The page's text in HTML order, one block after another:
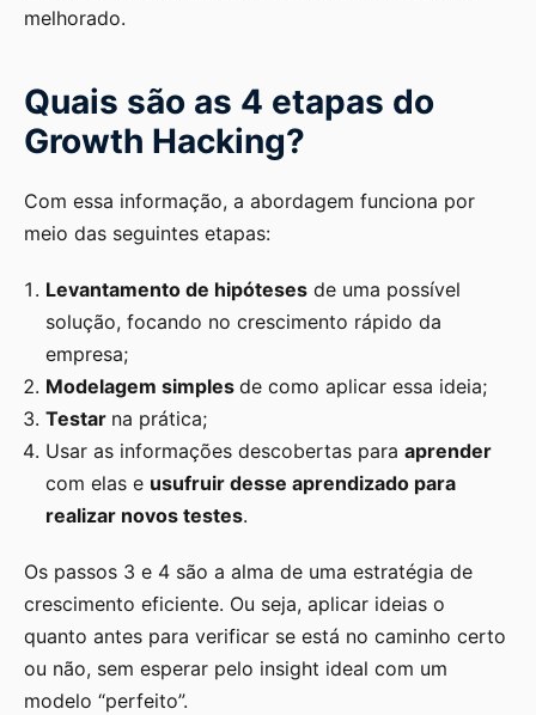
melhorado.
Quais são as 4 etapas do
Growth Hacking?
Com essa informação, a abordagem funciona por
meio das seguintes etapas:
Levantamento de hipóteses de uma possível
solução, focando no crescimento rápido da
empresa;
Modelagem simples de como aplicar essa ideia;
Testar na prática;
Usar as informações descobertas para aprender
com elas e usufruir desse aprendizado para
realizar novos testes.
Os passos 3 e 4 são a alma de uma estratégia de
crescimento eficiente. Ou seja, aplicar ideias o
quanto antes para verificar se está no caminho certo
ou não, sem esperar pelo insight ideal com um
modelo “perfeito”.